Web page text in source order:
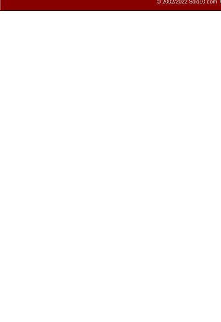
© 2002/2022 Solo10.com